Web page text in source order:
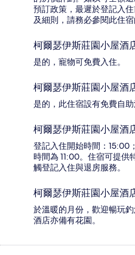
預訂政策，最遲於登記入
及細則，請務必參閱此住宿
柯爾瑟伊斯莊園小屋酒
是的，寵物可免費入住。
柯爾瑟伊斯莊園小屋酒
是的，此住宿設有免費自助
柯爾瑟伊斯莊園小屋酒
登記入住開始時間：15:00
時間為 11:00。住宿可提供
觸登記入住與退房服務。
柯爾瑟伊斯莊園小屋酒
於溫暖的月份，歡迎暢玩
酒店亦備有花園。